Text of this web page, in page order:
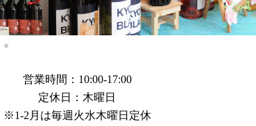
営業時間：10:00-17:00
定休日：木曜日
※1-2月は毎週火水木曜日定休